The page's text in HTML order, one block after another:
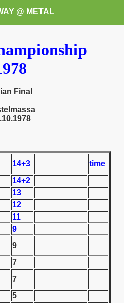
@ METAL
Final
14+3
time
14+2
13
12
11
9
9
7
7
5
Championship)